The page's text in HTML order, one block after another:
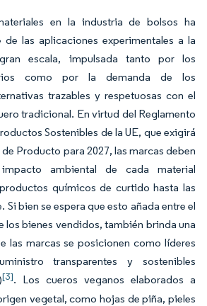
en la industria de bolsos ha
de las aplicaciones experimentales a la
escala, impulsada tanto por los
como por la demanda de los
trazables y respetuosas con el
tradicional. En virtud del Reglamento
Sostenibles de la UE, que exigirá
Producto para 2027, las marcas deben
ambiental de cada material
químicos de curtido hasta las
Si bien se espera que esto añada entre el
los bienes vendidos, también brinda una
las marcas se posicionen como líderes
transparentes y sostenibles
[3]. Los cueros veganos elaborados a
vegetal, como hojas de piña, pieles